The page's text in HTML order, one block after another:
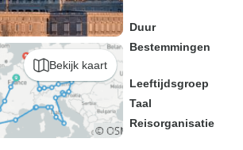
Bekijk kaart
Duur
Bestemmingen
Leeftijdsgroep
Taal
Reisorganisatie